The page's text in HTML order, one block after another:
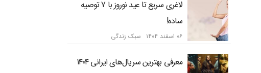
لاغری سریع تا عید نوروز با 7 توصیه
ساده!
۰۶ اسفند ۱۴۰۴ سبک زندگی
معرفی بهترین سریال‌های ایرانی ۱۴۰۴